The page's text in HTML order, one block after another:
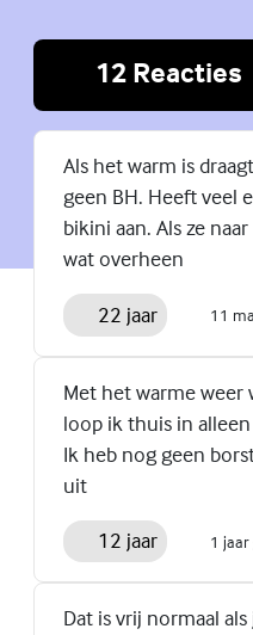
12 Reacties
Als het warm is
geen BH. Heeft veel
bikini aan. Als ze
wat overheen
22 jaar 11
Met het warme weer
loop ik thuis in
Ik heb nog geen
uit
12 jaar 1 jaar
Dat is vrij normaal